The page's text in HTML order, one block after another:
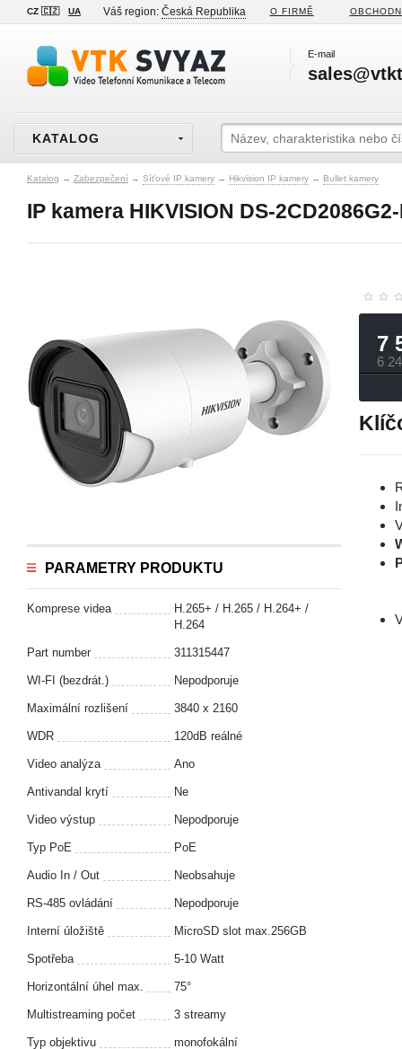
CZ 🇨🇿 UA Váš region: Česká Republika O FIRMĚ
E-mail
KATALOG
Katalog → Zabezpečení → Síťové IP kamery → Hikvision IP kamery → Bullet kamery
IP kamera HIKVISION DS-
PARAMETRY PRODUKTU
Komprese videa
H.265+ / H.265 / H.264+ /
H.264
Part number 311315447
WI-FI (bezdrát.) Nepodporuje
Maximální rozlišení 3840 x 2160
WDR 120dB reálné
Video analýza Ano
Antivandal krytí Ne
Video výstup Nepodporuje
Typ PoE PoE
Audio In / Out Neobsahuje
RS-485 ovládání Nepodporuje
Interní úložiště MicroSD slot max.256GB
Spotřeba 5-10 Watt
Horizontální úhel max. 75°
Multistreaming počet 3 streamy
Typ objektivu monofokální
7
6